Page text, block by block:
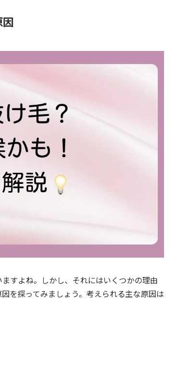
すよね。しかし、それにはいくつかの理由
を探ってみましょう。考えられる主な原因は